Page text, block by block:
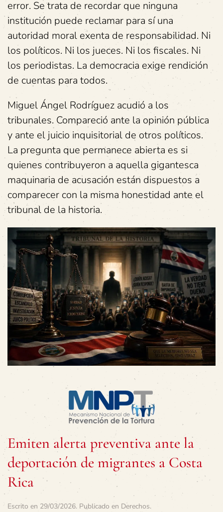
error. Se trata de recordar que ninguna
institución puede reclamar para sí una
autoridad moral exenta de responsabilidad. Ni
los políticos. Ni los jueces. Ni los fiscales. Ni
los periodistas. La democracia exige rendición
de cuentas para todos.
Miguel Ángel Rodríguez acudió a los
tribunales. Compareció ante la opinión pública
y ante el juicio inquisitorial de otros políticos.
La pregunta que permanece abierta es si
quienes contribuyeron a aquella gigantesca
maquinaria de acusación están dispuestos a
comparecer con la misma honestidad ante el
tribunal de la historia.
Emiten alerta preventiva ante la
deportación de migrantes a Costa
Rica
Escrito en 29/03/2026. Publicado en Derechos.